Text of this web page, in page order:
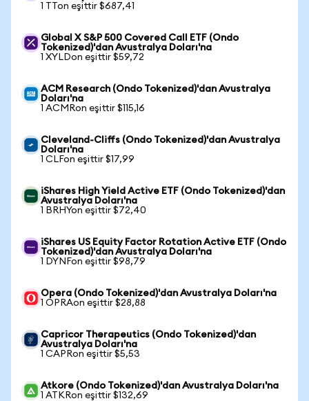
1 TTon eşittir $687,41
Global X S&P 500 Covered Call ETF (Ondo
Tokenized)'dan Avustralya Doları'na
1 XYLDon eşittir $59,72
ACM Research (Ondo Tokenized)'dan Avustralya
Doları'na
1 ACMRon eşittir $115,16
Cleveland-Cliffs (Ondo Tokenized)'dan Avustralya
Doları'na
1 CLFon eşittir $17,99
iShares High Yield Active ETF (Ondo Tokenized)'dan
Avustralya Doları'na
1 BRHYon eşittir $72,40
iShares US Equity Factor Rotation Active ETF (Ondo
Tokenized)'dan Avustralya Doları'na
1 DYNFon eşittir $98,79
Opera (Ondo Tokenized)'dan Avustralya Doları'na
1 OPRAon eşittir $28,88
Capricor Therapeutics (Ondo Tokenized)'dan
Avustralya Doları'na
1 CAPRon eşittir $5,53
Atkore (Ondo Tokenized)'dan Avustralya Doları'na
1 ATKRon eşittir $132,69